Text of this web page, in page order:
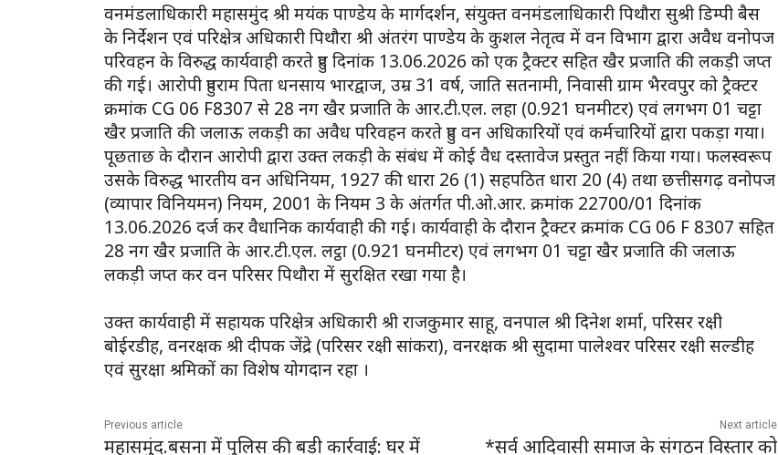
वनमंडलाधिकारी महासमुंद श्री मयंक पाण्डेय के मार्गदर्शन, संयुक्त वनमंडलाधिकारी पिथौरा सुश्री डिम्पी बैस
के निर्देशन एवं परिक्षेत्र अधिकारी पिथौरा श्री अंतरंग पाण्डेय के कुशल नेतृत्व में वन विभाग द्वारा अवैध वनोपज
परिवहन के विरुद्ध कार्यवाही करते हुए दिनांक 13.06.2026 को एक ट्रैक्टर सहित खैर प्रजाति की लकड़ी जप्त
की गई। आरोपी हुपराम पिता धनसाय भारद्वाज, उम्र 31 वर्ष, जाति सतनामी, निवासी ग्राम भैरवपुर को ट्रैक्टर
क्रमांक CG 06 F8307 से 28 नग खैर प्रजाति के आर.टी.एल. लहा (0.921 घनमीटर) एवं लगभग 01 चट्टा
खैर प्रजाति की जलाऊ लकड़ी का अवैध परिवहन करते हुए वन अधिकारियों एवं कर्मचारियों द्वारा पकड़ा गया।
पूछताछ के दौरान आरोपी द्वारा उक्त लकड़ी के संबंध में कोई वैध दस्तावेज प्रस्तुत नहीं किया गया। फलस्वरूप
उसके विरुद्ध भारतीय वन अधिनियम, 1927 की धारा 26 (1) सहपठित धारा 20 (4) तथा छत्तीसगढ़ वनोपज
(व्यापार विनियमन) नियम, 2001 के नियम 3 के अंतर्गत पी.ओ.आर. क्रमांक 22700/01 दिनांक
13.06.2026 दर्ज कर वैधानिक कार्यवाही की गई। कार्यवाही के दौरान ट्रैक्टर क्रमांक CG 06 F 8307 सहित
28 नग खैर प्रजाति के आर.टी.एल. लट्ठा (0.921 घनमीटर) एवं लगभग 01 चट्टा खैर प्रजाति की जलाऊ
लकड़ी जप्त कर वन परिसर पिथौरा में सुरक्षित रखा गया है।
उक्त कार्यवाही में सहायक परिक्षेत्र अधिकारी श्री राजकुमार साहू, वनपाल श्री दिनेश शर्मा, परिसर रक्षी
बोईरडीह, वनरक्षक श्री दीपक जेंद्रे (परिसर रक्षी सांकरा), वनरक्षक श्री सुदामा पालेश्वर परिसर रक्षी सल्डीह
एवं सुरक्षा श्रमिकों का विशेष योगदान रहा ।
Previous article
महासमुंद.बसना में पुलिस की बड़ी कार्रवाई: घर में
Next article
*सर्व आदिवासी समाज के संगठन विस्तार को